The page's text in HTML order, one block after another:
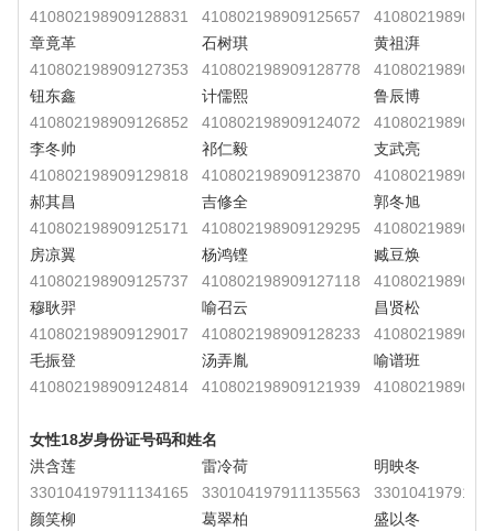
410802198909128831
410802198909125657
章竟革
410802198909127353
石树琪
410802198909128778
黄祖湃
钮东鑫
410802198909126852
计儒熙
410802198909124072
鲁辰博
李冬帅
410802198909129818
祁仁毅
410802198909123870
支武亮
郝其昌
410802198909125171
吉修全
410802198909129295
郭冬旭
房凉翼
410802198909125737
杨鸿铿
410802198909127118
臧豆焕
穆耿羿
410802198909129017
喻召云
410802198909128233
昌贤松
毛振登
410802198909124814
汤弄胤
410802198909121939
喻谱班
女性18岁身份证号码和姓名
洪含莲
330104197911134165
雷冷荷
330104197911135563
明映冬
颜笑柳
葛翠柏
盛以冬